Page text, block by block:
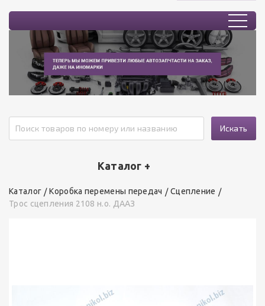
Искать
Каталог +
Каталог Коробка перемены передач
Сцепление
Трос сцепления 2108 н.о. ДААЗ